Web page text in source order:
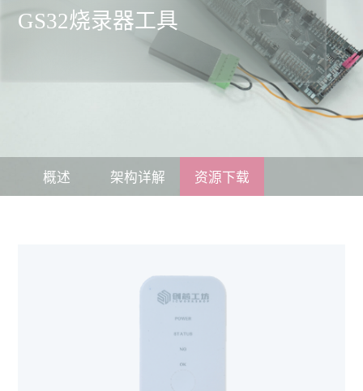
关于格见
GS32烧录器工具
概述 架构详解 资源下载